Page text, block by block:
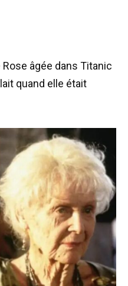
âgée dans Titanic
quand elle était